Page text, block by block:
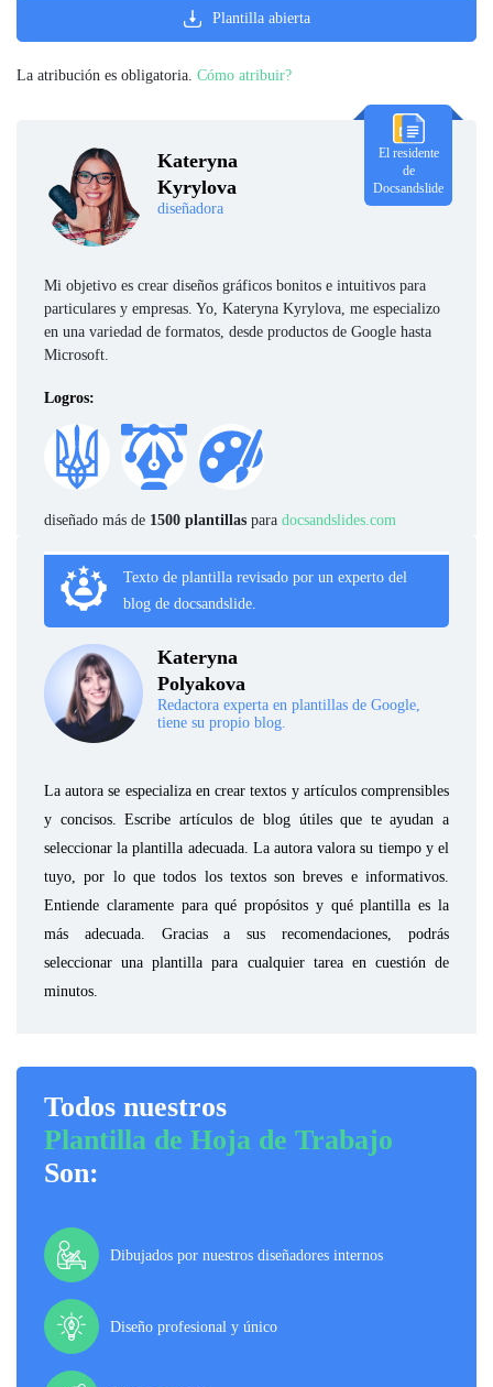
Kateryna
Kyrylova
diseñadora
El residente
de
Docsandslide
Mi objetivo es crear diseños gráficos bonitos e intuitivos para
particulares y empresas. Yo, Kateryna Kyrylova, me especializo
en una variedad de formatos, desde productos de Google hasta
Microsoft.
Logros:
diseñado más de 1500 plantillas para docsandslides.com
Texto de plantilla revisado por un experto del
blog de docsandslide.
Kateryna
Polyakova
Redactora experta en plantillas de Google,
tiene su propio blog.
La autora se especializa en crear textos y artículos comprensibles
y concisos. Escribe artículos de blog útiles que te ayudan a
seleccionar la plantilla adecuada. La autora valora su tiempo y el
tuyo, por lo que todos los textos son breves e informativos.
Entiende claramente para qué propósitos y qué plantilla es la
más adecuada. Gracias a sus recomendaciones, podrás
seleccionar una plantilla para cualquier tarea en cuestión de
minutos.
Todos nuestros
Plantilla de Hoja de Trabajo
Son:
Dibujados por nuestros diseñadores internos
Diseño profesional y único
Plantilla abierta
La atribución es obligatoria. Cómo atribuir?